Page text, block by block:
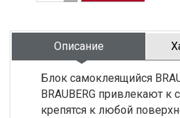
Описание
Блок самоклеящийся
BRAUBERG привлекают
крепятся к любой